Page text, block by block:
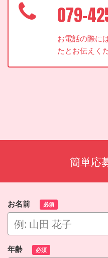
079-
お電話の際に
たとお伝えく
簡単応
お名前 必須
年齢 必須